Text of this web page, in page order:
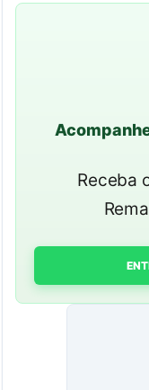
Receba